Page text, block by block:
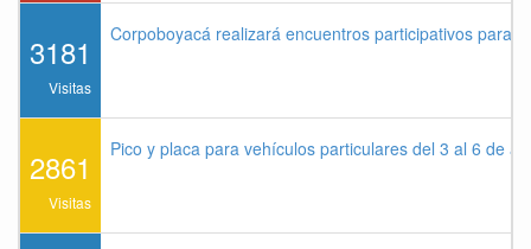
3181
Visitas
Corpoboyacá realizará encuentros participativos para
2861
Visitas
Pico y placa para vehículos particulares del 3 al 6 de